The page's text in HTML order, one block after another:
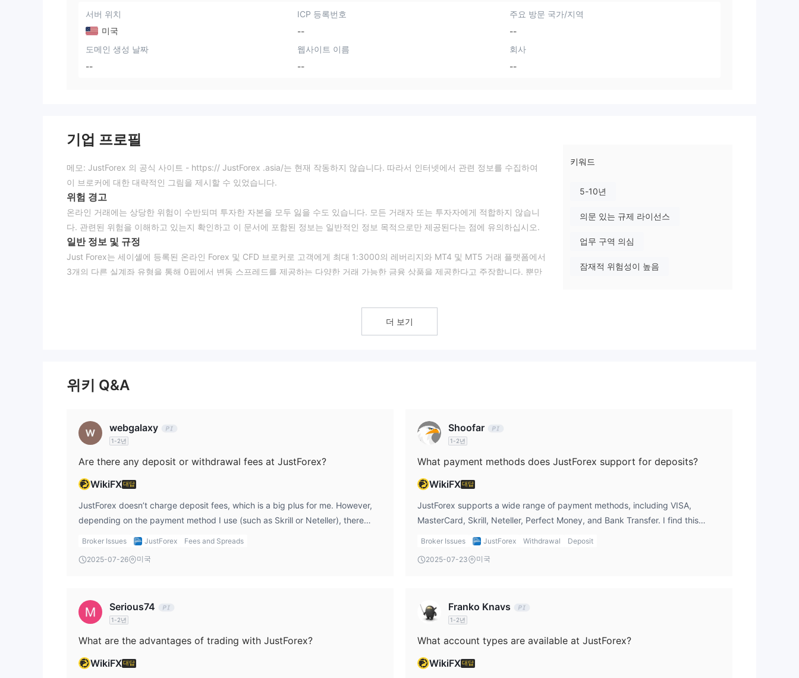
서버 위치
미국
ICP 등록번호
--
주요 방문 국가/지역
--
도메인 생성 날짜
--
웹사이트 이름
--
회사
--
기업 프로필
메모: JustForex 의 공식 사이트 - https:// JustForex .asia/는 현재 작동하지 않습니다. 따라서 인터넷에서 관련 정보를 수집하여
이 브로커에 대한 대략적인 그림을 제시할 수 있었습니다.
위험 경고
온라인 거래에는 상당한 위험이 수반되며 투자한 자본을 모두 잃을 수도 있습니다. 모든 거래자 또는 투자자에게 적합하지 않습니
다. 관련된 위험을 이해하고 있는지 확인하고 이 문서에 포함된 정보는 일반적인 정보 목적으로만 제공된다는 점에 유의하십시오.
일반 정보 및 규정
Just Forex는 세이셸에 등록된 온라인 Forex 및 CFD 브로커로 고객에게 최대 1:3000의 레버리지와 MT4 및 MT5 거래 플랫폼에서
3개의 다른 실계좌 유형을 통해 0핍에서 변동 스프레드를 제공하는 다양한 거래 가능한 금융 상품을 제공한다고 주장합니다. 뿐만
운 클론을 보유하고 있음이 확인되었습니다. 그렇기 때문에 WikiFX에서 규제 상태가 "라이선스 없음"으로 표시되고 상대적으로 낮
Just Forex는 Forex 통화 쌍, 금, 은, 지수, 주식 및 CFD를 포함하여 다양한 인기 금융 상품을 투자자에게 제공합니다.
다양한 투자자의 요구와 거래 경험을 충족하기 위해 Just Forex는 표준 계정(최소 $1 예치금) 및 Pro & Raw 스프레드 계정(최소
$100 예치금)의 3가지 유형의 계정을 제공합니다.
놀랍게도 Just Forex가 제공하는 최대 거래 레버리지는 1:3000까지 매우 높습니다. 레버리지는 이익과 손실을 모두 증폭시킬 수
있으므로 적절한 금액을 선택하는 것이 트레이더의 주요 위험 결정입니다. 경험이 없는 트레이더는 높은 레버리지 수준을 사용하지
스프레드& 커미션
Just Forex Standard 계정의 경우 최소 스프레드는 EURUSD의 경우 1핍, USDJPY의 경우 1.5핍, GBPUSD의 경우 1핍, 금의 경우
2.5핍, 은의 경우 3.2핍입니다.
Just Forex Pro 계정의 최소 스프레드는 EURUSD의 경우 0.6핍, USDJPY의 경우 1핍, GBPUSD의 경우 0.7핍, XAUUSD의 경우
서 시작합니다.
Standard 및 Pro 계정의 거래에는 수수료가 부과되지 않지만 Raw Spread 계정의 수수료는 면당 로트당 기본 통화 3단위입니다.
사용 가능한 거래 플랫폼
Just Forex는 다양한 사용자 요구를 충족하기 위해 MT4, MT4 PC, MT4 Android, MT4 iPhone, MT4 Web, MT5, MT5 PC, MT5
Android, MT5 iPhone 및 MT5 Web을 제공합니다. MT4는 9가지 시간대와 차트 및 자동 거래를 통한 거래 기능을 제공합니다.
키워드
5-10년
의문 있는 규제 라이선스
업무 구역 의심
잠재적 위험성이 높음
더 보기
위키 Q&A
webgalaxy
1-2년
Are there any deposit or withdrawal fees at JustForex?
WikiFX대답
JustForex doesn’t charge deposit fees, which is a big plus for me. However,
depending on the payment method I use (such as Skrill or Neteller), there
may be third-party fees involved. As for withdrawals, JustForex doesn’t
fees from payment processors and always check the terms of the withdrawal
Broker Issues JustForex Fees and Spreads
2025-07-26 미국
Shoofar
1-2년
What payment methods does JustForex support for deposits?
WikiFX대답
JustForex supports a wide range of payment methods, including VISA,
MasterCard, Skrill, Neteller, Perfect Money, and Bank Transfer. I find this
flexibility great because I can choose the payment method that’s most
the fastest and most reliable method for deposits.
Broker Issues JustForex Withdrawal Deposit
2025-07-23 미국
Serious74
1-2년
What are the advantages of trading with JustForex?
WikiFX대답
Franko Knavs
1-2년
What account types are available at JustForex?
WikiFX대답